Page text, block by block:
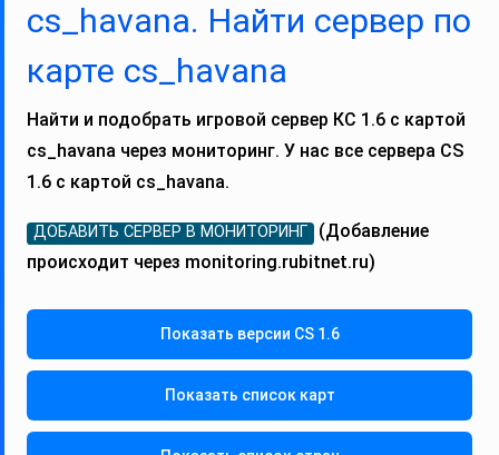
cs_havana. Найти сервер по
карте cs_havana
Найти и подобрать игровой сервер КС 1.6 с картой
cs_havana через мониторинг. У нас все сервера CS
1.6 с картой cs_havana.
ДОБАВИТЬ СЕРВЕР В МОНИТОРИНГ (Добавление
происходит через monitoring.rubitnet.ru)
Показать версии CS 1.6
Показать список карт